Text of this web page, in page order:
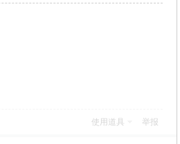
使用道具 举报